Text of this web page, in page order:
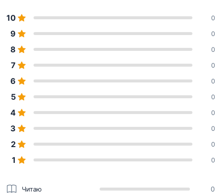
10 0
9 0
8 0
7 0
6 0
5 0
4 0
3 0
2 0
1 0
Читаю 0